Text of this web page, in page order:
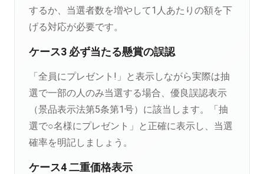
するか、当選者数を増やして1人あたりの額を下
げる対応が必要です。
ケース3 必ず当たる懸賞の誤認
「全員にプレゼント!」と表示しながら実際は抽
選で一部の人のみ当選する場合、優良誤認表示
（景品表示法第5条第1号）に該当します。「抽
選で○名様にプレゼント」と正確に表示し、当選
確率を明記しましょう。
ケース4 二重価格表示